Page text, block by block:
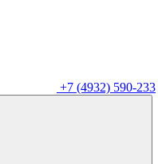
+7 (4932) 590-233